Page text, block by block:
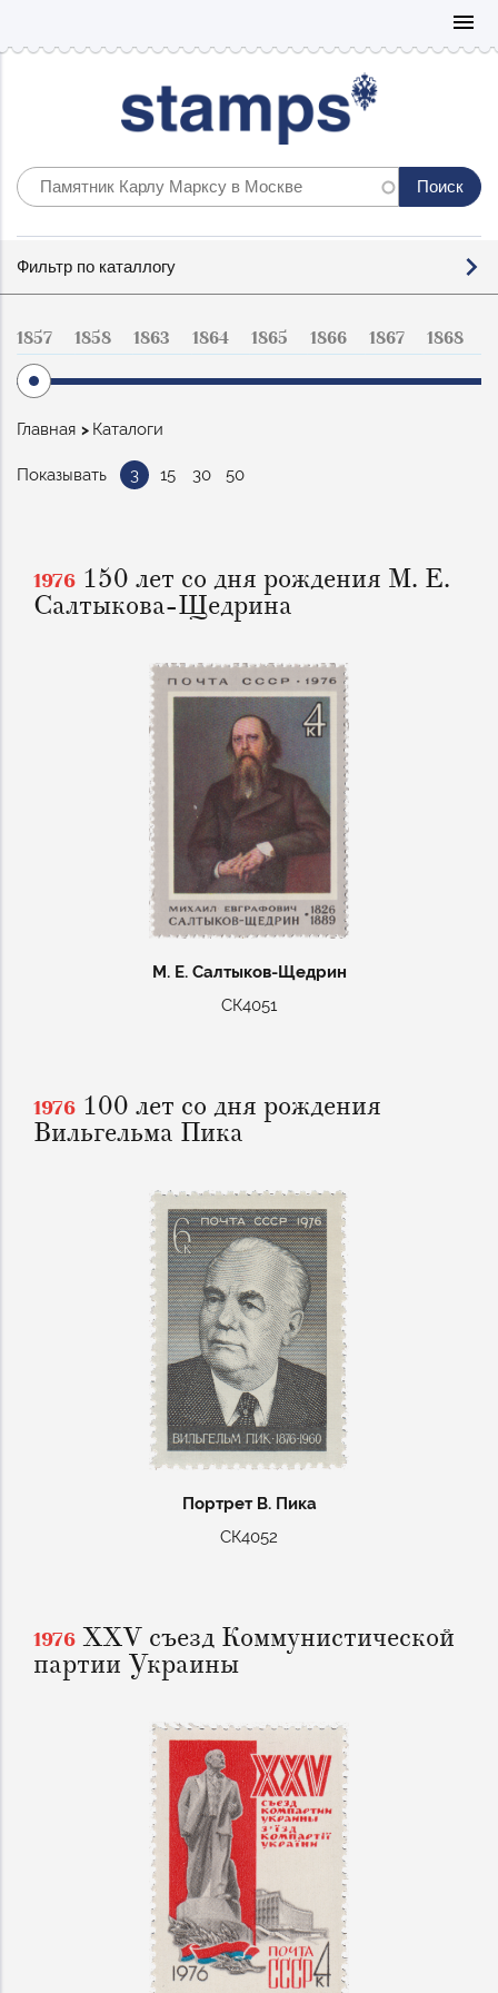
menu
по
Фильтр по каталлогу
1857 1858 1863 1864 1865 1866 1867 1868
Строка
навигации
Главная Каталоги
Показывать 3 15 30 50
1976 150 лет со дня рождения М. Е.
Салтыкова-Щедрина
М. Е. Салтыков-Щедрин
СК4051
1976 100 лет со дня рождения
Вильгельма Пика
Портрет В. Пика
СК4052
1976 XXV съезд Коммунистической
партии Украины